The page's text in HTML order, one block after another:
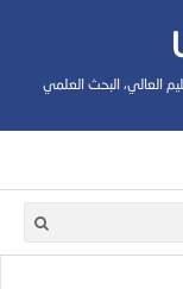
العالي، البحث العلمي